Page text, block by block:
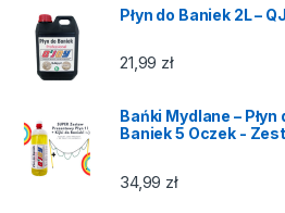
Płyn do Baniek 2L –
21,99 zł
Bańki Mydlane – Płyn
Baniek 5 Oczek -
34,99 zł